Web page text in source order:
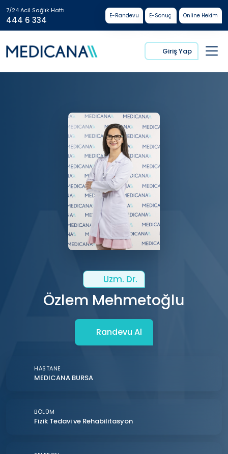
7/24 Acil Sağlık Hattı
444 6 334 E-Randevu E-Sonuç Online Hekim
Giriş Yap
Uzm. Dr.
Özlem Mehmetoğlu
Randevu Al
HASTANE
MEDICANA BURSA
BÖLÜM
Fizik Tedavi ve Rehabilitasyon